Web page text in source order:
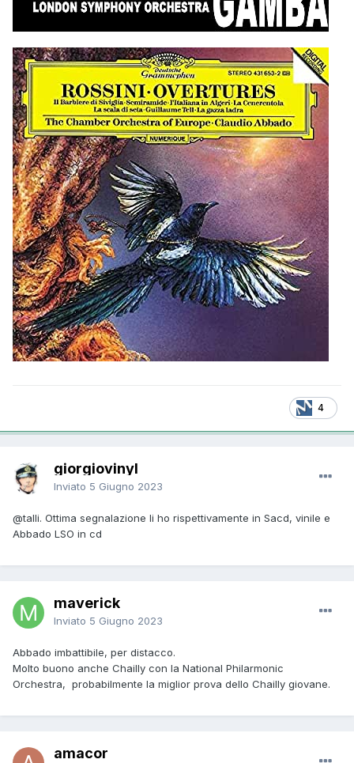
4
giorgiovinyl
Inviato 5 Giugno 2023
@talli. Ottima segnalazione li ho rispettivamente in Sacd, vinile e
Abbado LSO in cd
maverick
Inviato 5 Giugno 2023
Abbado imbattibile, per distacco.
Molto buono anche Chailly con la National Philarmonic
Orchestra, probabilmente la miglior prova dello Chailly giovane.
amacor